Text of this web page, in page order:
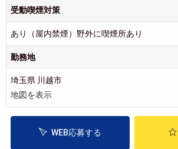
受動喫煙対策
あり（屋内禁煙）野外に喫煙所あり
勤務地
埼玉県 川越市
地図を表示
WEB応募する